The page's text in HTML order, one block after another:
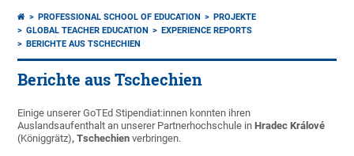
PROFESSIONAL SCHOOL OF EDUCATION
PROJEKTE
GLOBAL TEACHER EDUCATION
EXPERIENCE REPORTS
BERICHTE AUS TSCHECHIEN
Berichte aus Tschechien
Einige unserer GoTEd Stipendiat:innen konnten ihren
Auslandsaufenthalt an unserer Partnerhochschule inHradec Králové
(Königgrätz), Tschechienverbringen.